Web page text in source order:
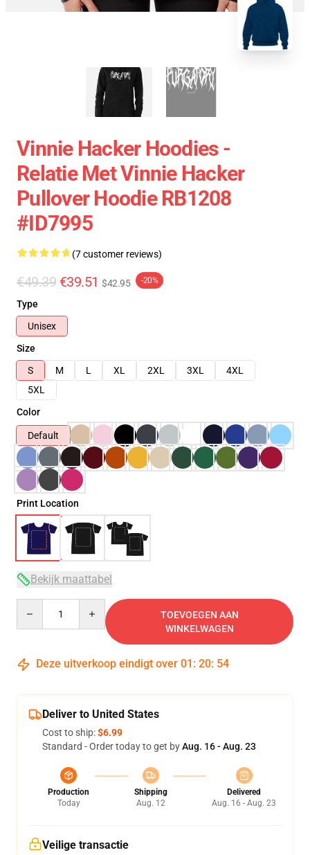
Vinnie Hacker Hoodies -
Relatie Met Vinnie Hacker
Pullover Hoodie RB1208
#ID7995
(7 customer reviews)
€49.39 €39.51 $42.95 -20%
Type
Unisex
Size
S
M L XL 2XL 3XL
4XL
5XL
Color
Default
Print Location
Bekijk maattabel
TOEVOEGEN AAN
WINKELWAGEN
Deze uitverkoop eindigt over 01 : 20: 54
Deliver to United States
Cost to ship:$6.99
Standard - Order today to get byAug. 16 - Aug. 23
Production
Today
Shipping
Aug. 12
Delivered
Aug. 16 - Aug. 23
Veilige transactie